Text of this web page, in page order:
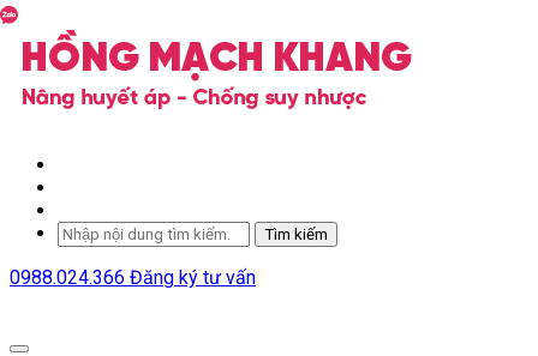
Tìm kiếm
0988.024.366 Đăng ký tư vấn